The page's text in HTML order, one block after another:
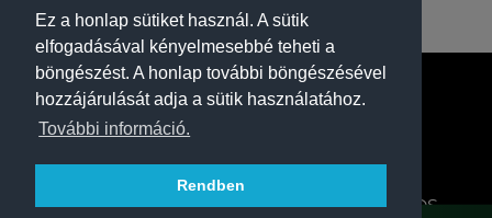
Ez a honlap sütiket használ. A sütik
elfogadásával kényelmesebbé teheti a
böngészést. A honlap további böngészésével
hozzájárulását adja a sütik használatához.
További információ.
Rendben
A FERENCVÁROSI TORNA CLUB HIVATALOS